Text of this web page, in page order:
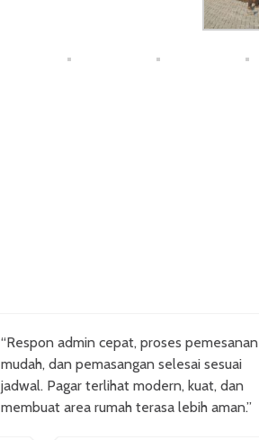
“Respon admin cepat, proses pemesanan
mudah, dan pemasangan selesai sesuai
jadwal. Pagar terlihat modern, kuat, dan
membuat area rumah terasa lebih aman.”